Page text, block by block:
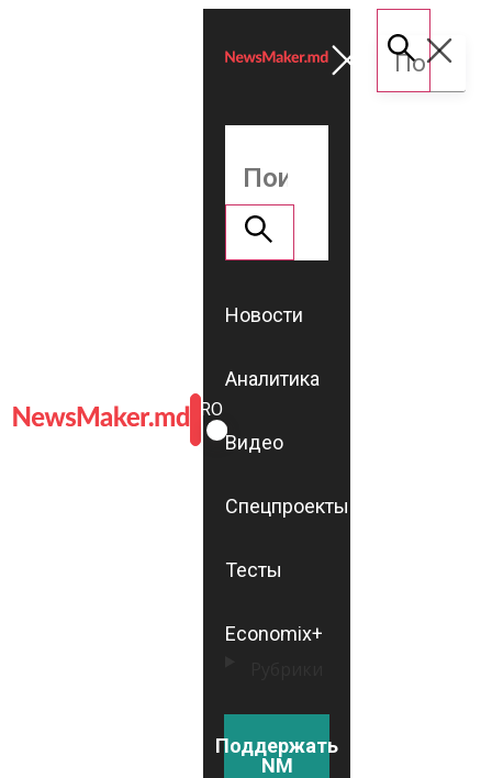
ROMÂNĂ
RU
Новости
Аналитика
Видео
Спецпроекты
Тесты
Economix+
Поддержать
NM